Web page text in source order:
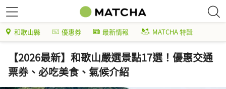
和歌山縣 優惠券 最新情報 MATCHA 特輯
【2026最新】和歌山嚴選景點17選！優惠交通
票券、必吃美食、氣候介紹